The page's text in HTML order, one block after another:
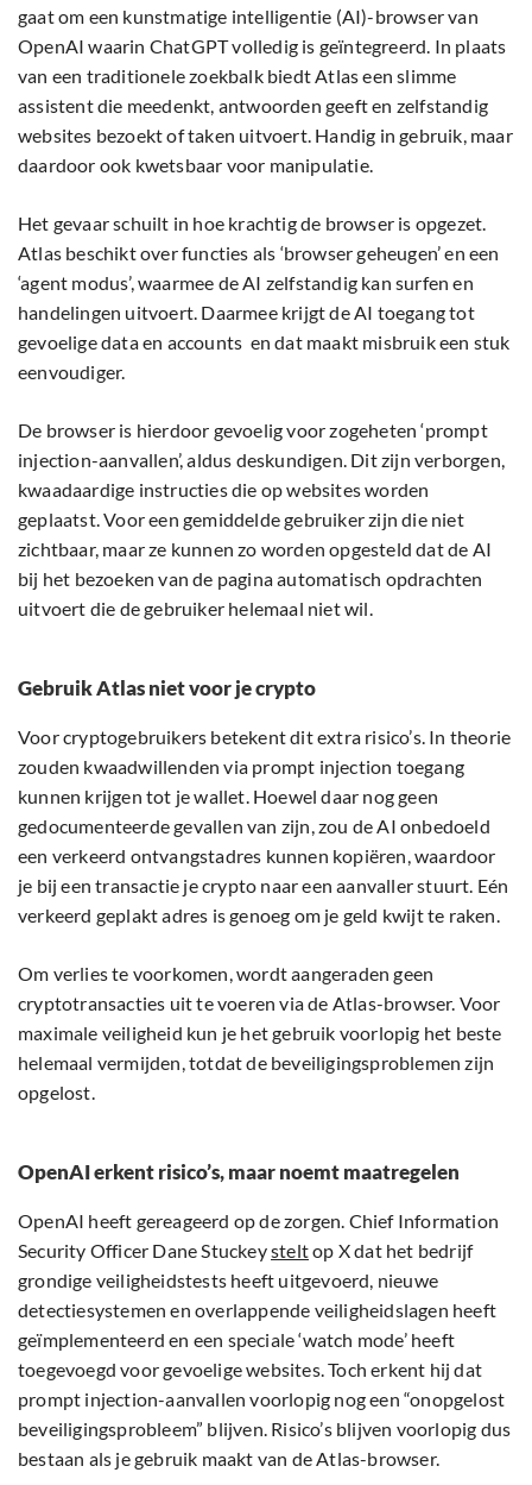
gaat om een kunstmatige intelligentie (AI)-browser van
OpenAI waarin ChatGPT volledig is geïntegreerd. In plaats
van een traditionele zoekbalk biedt Atlas een slimme
assistent die meedenkt, antwoorden geeft en zelfstandig
websites bezoekt of taken uitvoert. Handig in gebruik, maar
daardoor ook kwetsbaar voor manipulatie.
Het gevaar schuilt in hoe krachtig de browser is opgezet.
Atlas beschikt over functies als ‘browser geheugen’ en een
‘agent modus’, waarmee de AI zelfstandig kan surfen en
handelingen uitvoert. Daarmee krijgt de AI toegang tot
gevoelige data en accounts en dat maakt misbruik een stuk
eenvoudiger.
De browser is hierdoor gevoelig voor zogeheten ‘prompt
injection-aanvallen’, aldus deskundigen. Dit zijn verborgen,
kwaadaardige instructies die op websites worden
geplaatst. Voor een gemiddelde gebruiker zijn die niet
zichtbaar, maar ze kunnen zo worden opgesteld dat de AI
bij het bezoeken van de pagina automatisch opdrachten
uitvoert die de gebruiker helemaal niet wil.
Gebruik Atlas niet voor je crypto
Voor cryptogebruikers betekent dit extra risico’s. In theorie
zouden kwaadwillenden via prompt injection toegang
kunnen krijgen tot je wallet. Hoewel daar nog geen
gedocumenteerde gevallen van zijn, zou de AI onbedoeld
een verkeerd ontvangstadres kunnen kopiëren, waardoor
je bij een transactie je crypto naar een aanvaller stuurt. Eén
verkeerd geplakt adres is genoeg om je geld kwijt te raken.
Om verlies te voorkomen, wordt aangeraden geen
cryptotransacties uit te voeren via de Atlas-browser. Voor
maximale veiligheid kun je het gebruik voorlopig het beste
helemaal vermijden, totdat de beveiligingsproblemen zijn
opgelost.
OpenAI erkent risico’s, maar noemt maatregelen
OpenAI heeft gereageerd op de zorgen. Chief Information
Security Officer Dane Stuckeysteltop X dat het bedrijf
grondige veiligheidstests heeft uitgevoerd, nieuwe
detectiesystemen en overlappende veiligheidslagen heeft
geïmplementeerd en een speciale ‘watch mode’ heeft
toegevoegd voor gevoelige websites. Toch erkent hij dat
prompt injection-aanvallen voorlopig nog een “onopgelost
beveiligingsprobleem” blijven. Risico’s blijven voorlopig dus
bestaan als je gebruik maakt van de Atlas-browser.